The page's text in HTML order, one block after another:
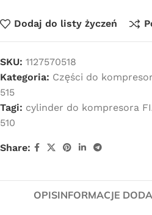
Dodaj do listy życzeń
SKU: 1127570518
Kategoria: Części do
515
Tagi: cylinder do kompresora
510
Share:
OPISINFORMACJE